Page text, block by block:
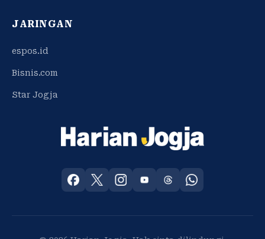
JARINGAN
espos.id
Bisnis.com
Star Jogja